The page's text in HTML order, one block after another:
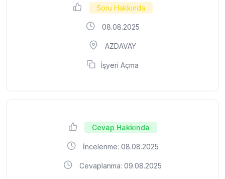
Soru Hakkında
08.08.2025
AZDAVAY
İşyeri Açma
Cevap Hakkında
İncelenme: 08.08.2025
Cevaplanma: 09.08.2025